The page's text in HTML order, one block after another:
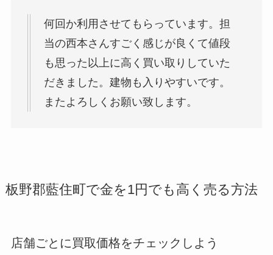
何回か利用させてもらっています。担
当の西本さんすごく感じが良くて値段
も思った以上に高く買い取りしていた
だきました。建物も入りやすいです。
またよろしくお願い致します。
板野郡藍住町で金を1円でも高く売る方法
店舗ごとに買取価格をチェックしよう